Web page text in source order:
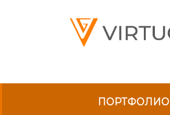
ПОРТФОЛИО